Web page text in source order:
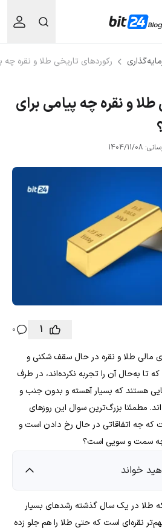
رکوردهای تاریخی طلا و نقره چه
و نقره چه پیامی برای
11/08
1
0
مالی طلا و نقره در حال سقف شکنی و
تا به‌حال آن را تجربه نکرده‌اند، در طرف
هستند که بسیار آهسته و بدون جنب و
مطمئنا بزرگ‌ترین سوال این روزهای
که جه اتفاقاتی در حال رخ دادن است و
چه سمت و سویی است؟
خواند
طلا در یک سال گذشته رشد‌های بسیار
نقره‌ای است که حتی طلا را هم جلو زده